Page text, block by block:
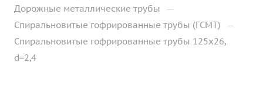
Дорожные металлические трубы —
Спиральновитые гофрированные трубы (ГСМТ) —
Спиральновитые гофрированные трубы 125х26,
d=2,4